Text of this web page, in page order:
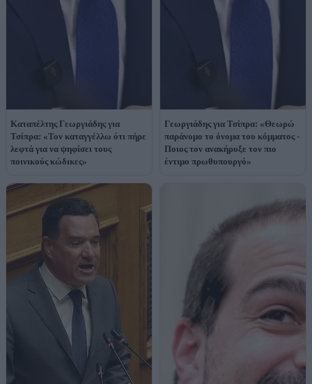
Καταπέλτης Γεωργιάδης για
Τσίπρα: «Τον καταγγέλλω ότι πήρε
λεφτά για να ψηφίσει τους
ποινικούς κώδικες»
Γεωργιάδης για Τσίπρα: «Θεωρώ
παράνομο το όνομα του κόμματος -
Ποιος τον ανακήρυξε τον πιο
έντιμο πρωθυπουργό»